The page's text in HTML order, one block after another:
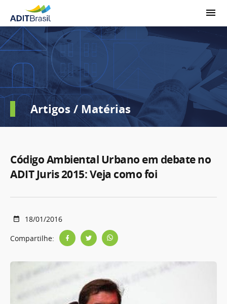
Artigos / Matérias
Código Ambiental Urbano em debate no
ADIT Juris 2015: Veja como foi
18/01/2016
Compartilhe: